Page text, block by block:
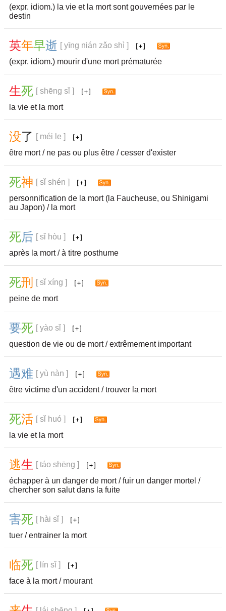
(expr. idiom.) la vie et la mort sont gouvernées par le
destin
英年早逝 [ yīng nián zǎo shì ]
(expr. idiom.) mourir d'une mort prématurée
生死 [ shēng sǐ ]
la vie et la mort
没了 [ méi le ]
être mort / ne pas ou plus être / cesser d'exister
死神 [ sǐ shén ]
personnification de la mort (la Faucheuse, ou Shinigami
au Japon) / la mort
死后 [ sǐ hòu ]
après la mort / à titre posthume
死刑
[ sǐ xíng ]
peine de mort
要死 [ yào sǐ ]
question de vie ou de mort / extrêmement important
遇难 [ yù nàn ]
être victime d'un accident / trouver la mort
死活 [ sǐ huó ]
la vie et la mort
逃生 [ táo shēng ]
échapper à un danger de mort / fuir un danger mortel /
chercher son salut dans la fuite
害死 [ hài sǐ ]
tuer / entrainer la mort
临死 [ lín sǐ ]
face à la mort / mourant